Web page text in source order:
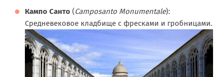
Кампо Санто (Camposanto Monumentale):
Средневековое кладбище с фресками и гробницами.